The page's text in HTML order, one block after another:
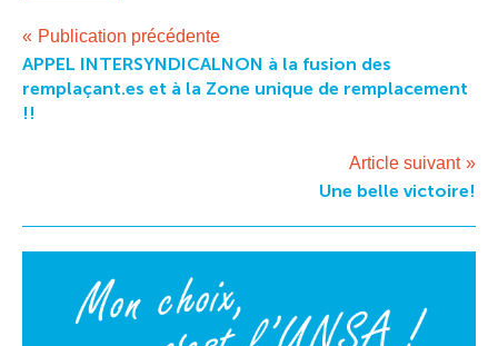
Navigation
de
l’article
Publication précédente
APPEL INTERSYNDICALNON à la fusion des
remplaçant.es et à la Zone unique de remplacement
!!
Article suivant
Une belle victoire!